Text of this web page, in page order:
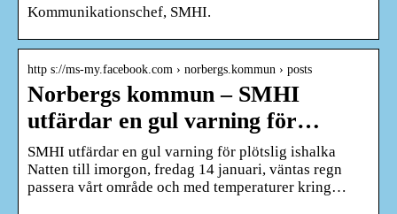
Kommunikationschef, SMHI.
http s://ms-my.facebook.com › norbergs.kommun › posts
Norbergs kommun – SMHI
utfärdar en gul varning för…
SMHI utfärdar en gul varning för plötslig ishalka
Natten till imorgon, fredag 14 januari, väntas regn
passera vårt område och med temperaturer kring…